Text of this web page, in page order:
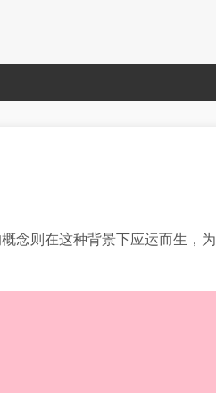
念则在这种背景下应运而生，